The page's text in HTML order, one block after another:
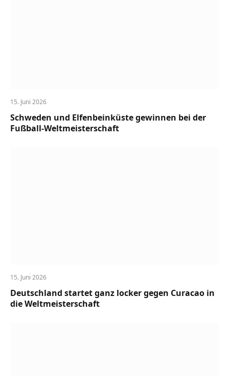
15. Juni 2026
Schweden und Elfenbeinküste gewinnen bei der
Fußball-Weltmeisterschaft
15. Juni 2026
Deutschland startet ganz locker gegen Curacao in
die Weltmeisterschaft